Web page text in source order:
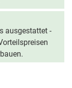
ausgestattet -